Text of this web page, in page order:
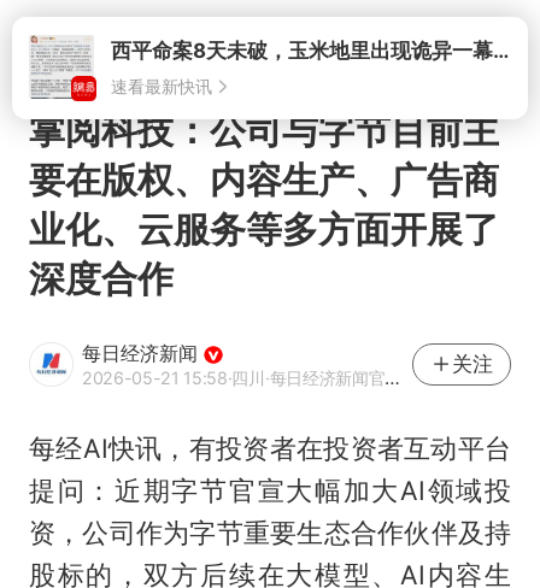
打开西平命案8天未破，玉米地里出现诡异一幕，我突然想起了欧金中
速看最新快讯
掌阅科技：公司与字节目前主
要在版权、内容生产、广告商
业化、云服务等多方面开展了
深度合作
每日经济新闻
2026-05-21 15:58·四川·每日经济新闻官方网易号
关注
每经AI快讯，有投资者在投资者互动平台
提问：近期字节官宣大幅加大AI领域投
资，公司作为字节重要生态合作伙伴及持
股标的，双方后续在大模型、AI内容生